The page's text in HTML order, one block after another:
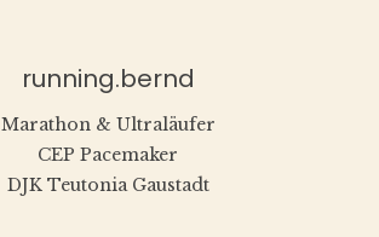
running.bernd
Marathon & Ultraläufer
CEP Pacemaker
DJK Teutonia Gaustadt